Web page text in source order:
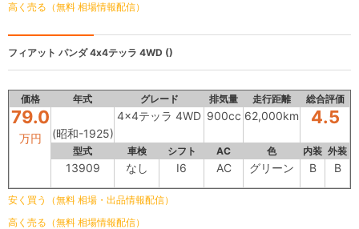
高く売る（無料 相場情報配信）
フィアット パンダ4x4テッラ 4WD ()
価格 年式 グレード 排気量 走行距離 総合評価
79.0
万円 (昭和-1925)
4x4テッラ 4WD 900cc 62,000km 4.5
型式 車検 シフト AC 色 内装 外装
13909 なし I6 AC グリーン B B
安く買う（無料 相場・出品情報配信）
高く売る（無料 相場情報配信）